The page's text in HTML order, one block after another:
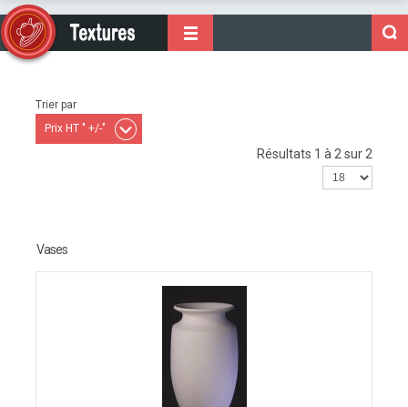
Trier par
Prix HT " +/-"
Résultats 1 à 2 sur 2
Vases